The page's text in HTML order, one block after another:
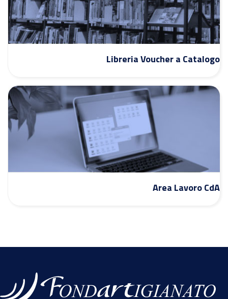
Libreria Voucher a Catalogo
Area Lavoro CdA